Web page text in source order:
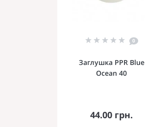
0
Заглушка PPR Blue
Ocean 40
44.00 грн.
В корзину